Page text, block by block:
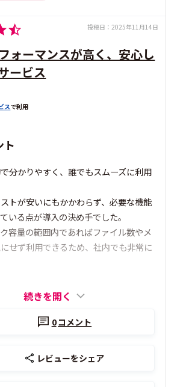
投稿日： 2025年11月14日
ォーマンスが高く、安心し
ービス
スで利用
ト
分かりやすく、誰でもスムーズに利用
トが安いにもかかわらず、必要な機能
いる点が導入の決め手でした。
容量の範囲内であればファイル数やメ
せず利用できるため、社内でも非常に
続きを開く
0コメント
レビューをシェア